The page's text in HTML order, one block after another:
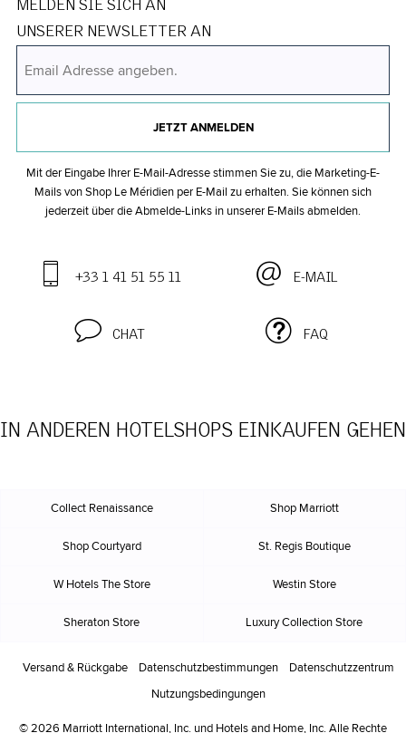
MELDEN SIE SICH AN
UNSERER NEWSLETTER AN
JETZT ANMELDEN
Mit der Eingabe Ihrer E-Mail-Adresse stimmen Sie zu, die Marketing-E-
Mails von Shop Le Méridien per E-Mail zu erhalten. Sie können sich
jederzeit über die Abmelde-Links in unserer E-Mails abmelden.
+33 1 41 51 55 11 E-MAIL
CHAT FAQ
IN ANDEREN HOTELSHOPS EINKAUFEN GEHEN
Collect Renaissance Shop Marriott
Shop Courtyard St. Regis Boutique
W Hotels The Store Westin Store
Sheraton Store Luxury Collection Store
Versand & Rückgabe Datenschutzbestimmungen Datenschutzzentrum
Nutzungsbedingungen
© 2026 Marriott International, Inc. und Hotels and Home, Inc. Alle Rechte